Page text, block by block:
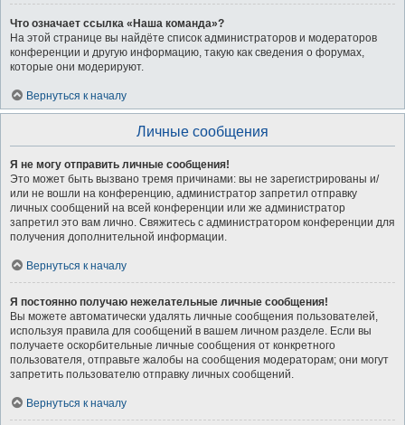
Что означает ссылка «Наша команда»?
На этой странице вы найдёте список администраторов и модераторов
конференции и другую информацию, такую как сведения о форумах,
которые они модерируют.
Вернуться к началу
Личные сообщения
Я не могу отправить личные сообщения!
Это может быть вызвано тремя причинами: вы не зарегистрированы и/
или не вошли на конференцию, администратор запретил отправку
личных сообщений на всей конференции или же администратор
запретил это вам лично. Свяжитесь с администратором конференции для
получения дополнительной информации.
Вернуться к началу
Я постоянно получаю нежелательные личные сообщения!
Вы можете автоматически удалять личные сообщения пользователей,
используя правила для сообщений в вашем личном разделе. Если вы
получаете оскорбительные личные сообщения от конкретного
пользователя, отправьте жалобы на сообщения модераторам; они могут
запретить пользователю отправку личных сообщений.
Вернуться к началу